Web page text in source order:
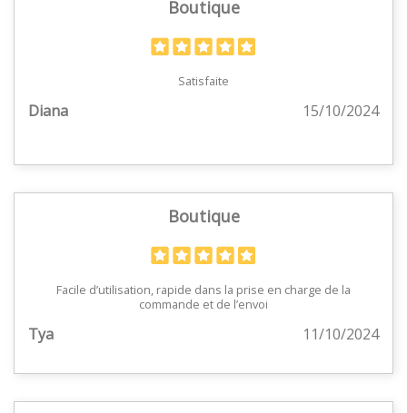
Boutique
Satisfaite
Diana 15/10/2024
Boutique
Facile d’utilisation, rapide dans la prise en charge de la
commande et de l’envoi
Tya 11/10/2024